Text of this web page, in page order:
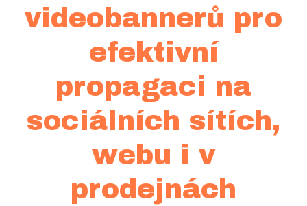
videobannerů pro
efektivní
propagaci na
sociálních sítích,
webu i v
prodejnách